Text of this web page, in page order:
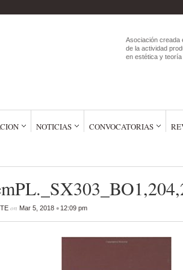
Asociación creada
de la actividad
en estética y teoría
NOTICIAS CONVOCATORIAS
on Mar 5, 2018• 12:09 pm